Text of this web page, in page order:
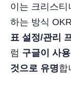
이는 크리스
하는 방식
표 설정/관리
럼 구글이 사
것으로 유명합